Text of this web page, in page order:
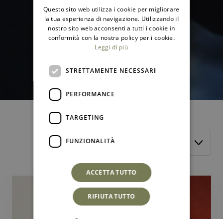
Filtra per:
ENGLISH
Questo sito web utilizza i cookie per migliorare
la tua esperienza di navigazione. Utilizzando il
nostro sito web acconsenti a tutti i cookie in
conformità con la nostra policy per i cookie.
Leggi di più
STRETTAMENTE NECESSARI
PERFORMANCE
TARGETING
FUNZIONALITÀ
ACCETTA TUTTO
RIFIUTA TUTTO